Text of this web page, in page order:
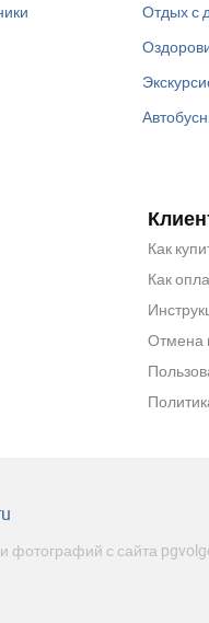
Отдых с
Как
Как
Отмена
фотографий с сайта